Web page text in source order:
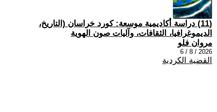
(11) دراسة أكاديمية موسعة: كورد خراسان (التاريخ،
الديموغرافيا، الثقافات، وآليات صون الهوية
مروان فلو
2026 / 8 / 6
القضية الكردية